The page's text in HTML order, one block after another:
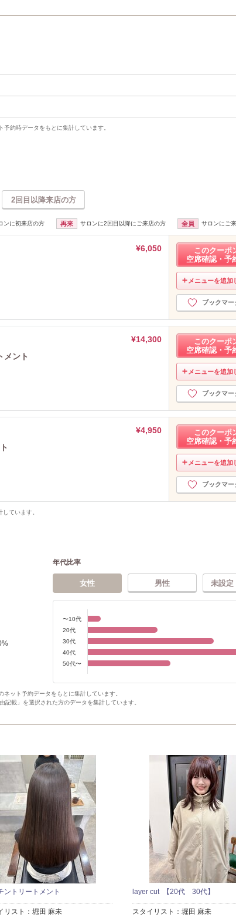
約時データをもとに集計しています。
2回目以降来店の方
ンに初来店の方 再来 サロンに2回目以降にご来店の方 全員 サロンにご
¥6,050
このクーポ
空席確認・予
メニューを追加
ブックマー
¥14,300
メント
このクーポ
空席確認・予
メニューを追加
ブックマー
¥4,950
このクーポ
空席確認・予
メニューを追加
ブックマー
ています。
%
年代比率
女性 男性 未設定
〜10代
20代
30代
40代
50代〜
ット予約データをもとに集計しています。
載」を選択された方のデータを集計しています。
ントリートメント
リスト： 堀田 麻未
layer cut 【20代 30代】
スタイリスト： 堀田 麻未